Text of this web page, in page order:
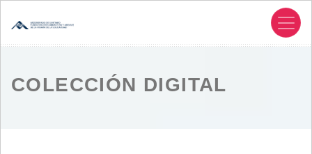
COLECCIÓN DIGITAL